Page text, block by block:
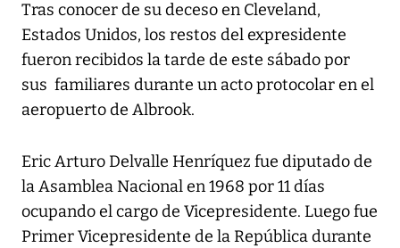
Tras conocer de su deceso en Cleveland,
Estados Unidos, los restos del expresidente
fueron recibidos la tarde de este sábado por
sus familiares durante un acto protocolar en el
aeropuerto de Albrook.
Eric Arturo Delvalle Henríquez fue diputado de
la Asamblea Nacional en 1968 por 11 días
ocupando el cargo de Vicepresidente. Luego fue
Primer Vicepresidente de la República durante